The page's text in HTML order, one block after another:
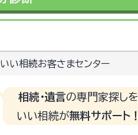
いい相続お客さまセンター
相続・遺言の専門家探しを
いい相続が無料サポート！